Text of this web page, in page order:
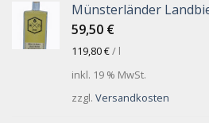
Münsterländer
59,50 €
119,80€/ l
inkl. 19 % MwSt.
zzgl. Versandkosten